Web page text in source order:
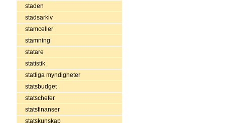
staden
stadsarkiv
stamceller
stamning
statare
statistik
statliga myndigheter
statsbudget
statschefer
statsfinanser
statskunskap